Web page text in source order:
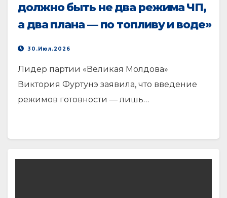
должно быть не два режима ЧП,
а два плана — по топливу и воде»
30.Июл.2026
Лидер партии «Великая Молдова»
Виктория Фуртунэ заявила, что введение
режимов готовности — лишь…